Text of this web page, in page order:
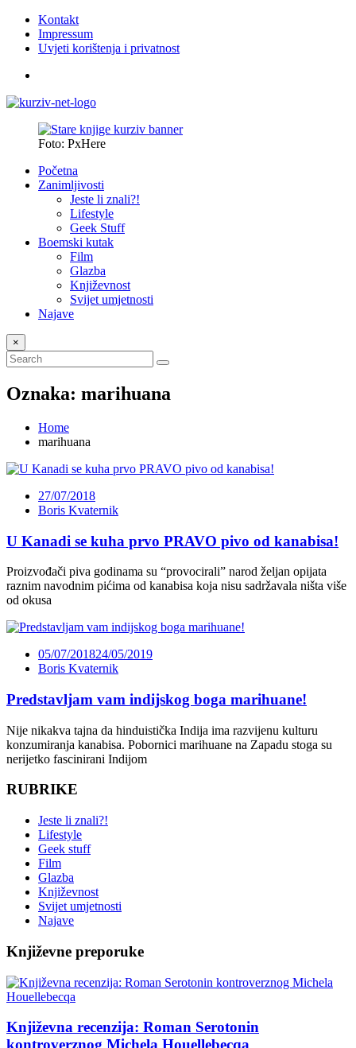
Kontakt
Impressum
Uvjeti korištenja i privatnost
Foto: PxHere
Početna
Zanimljivosti
Jeste li znali?!
Lifestyle
Geek Stuff
Boemski kutak
Film
Glazba
Književnost
Svijet umjetnosti
Najave
×
Oznaka: marihuana
Home
marihuana
27/07/2018
Boris Kvaternik
U Kanadi se kuha prvo PRAVO pivo od kanabisa!
Proizvođači piva godinama su “provocirali” narod željan opijata
raznim navodnim pićima od kanabisa koja nisu sadržavala ništa više
od okusa
05/07/201824/05/2019
Boris Kvaternik
Predstavljam vam indijskog boga marihuane!
Nije nikakva tajna da hinduistička Indija ima razvijenu kulturu
konzumiranja kanabisa. Pobornici marihuane na Zapadu stoga su
nerijetko fascinirani Indijom
RUBRIKE
Jeste li znali?!
Lifestyle
Geek stuff
Film
Glazba
Književnost
Svijet umjetnosti
Najave
Književne preporuke
Književna recenzija: Roman Serotonin
kontroverznog Michela Houellebecqa